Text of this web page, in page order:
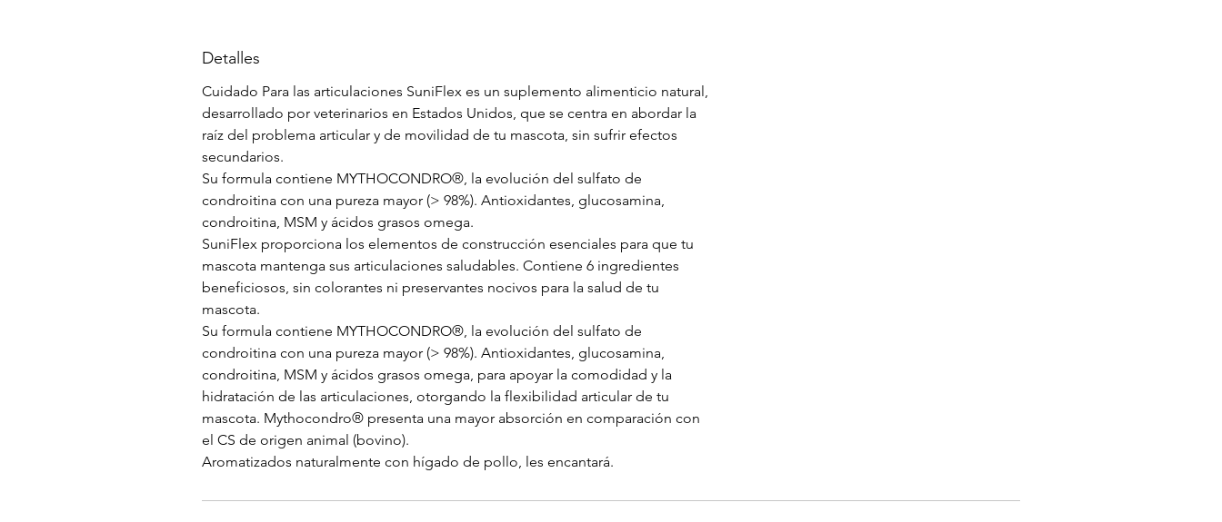
Detalles
Cuidado Para las articulaciones SuniFlex es un suplemento alimenticio natural,
desarrollado por veterinarios en Estados Unidos, que se centra en abordar la
raíz del problema articular y de movilidad de tu mascota, sin sufrir efectos
secundarios.
Su formula contiene MYTHOCONDRO®️, la evolución del sulfato de
condroitina con una pureza mayor (> 98%). Antioxidantes, glucosamina,
condroitina, MSM y ácidos grasos omega.
SuniFlex proporciona los elementos de construcción esenciales para que tu
mascota mantenga sus articulaciones saludables. Contiene 6 ingredientes
beneficiosos, sin colorantes ni preservantes nocivos para la salud de tu
mascota.
Su formula contiene MYTHOCONDRO®️, la evolución del sulfato de
condroitina con una pureza mayor (> 98%). Antioxidantes, glucosamina,
condroitina, MSM y ácidos grasos omega, para apoyar la comodidad y la
hidratación de las articulaciones, otorgando la flexibilidad articular de tu
mascota. Mythocondro®️ presenta una mayor absorción en comparación con
el CS de origen animal (bovino).
Aromatizados naturalmente con hígado de pollo, les encantará.